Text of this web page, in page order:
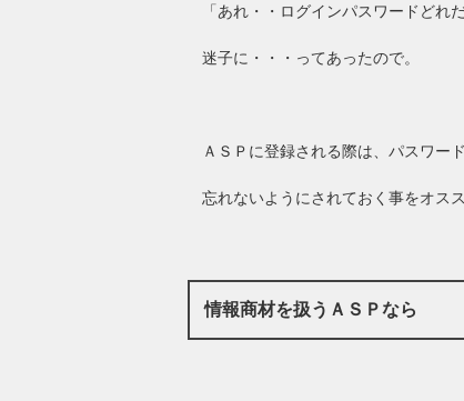
「あれ・・ログインパスワードどれ
迷子に・・・ってあったので。
ＡＳＰに登録される際は、パスワー
忘れないようにされておく事をオスス
情報商材を扱うＡＳＰなら